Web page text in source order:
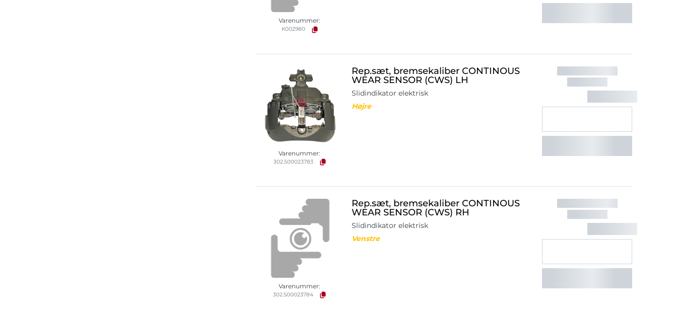
Varenummer:
K002980
Varenummer:
302.500023783
Rep.sæt, bremsekaliber CONTINOUS
WEAR SENSOR (CWS) LH
Slidindikator elektrisk
Højre
Varenummer:
302.500023784
Rep.sæt, bremsekaliber CONTINOUS
WEAR SENSOR (CWS) RH
Slidindikator elektrisk
Venstre